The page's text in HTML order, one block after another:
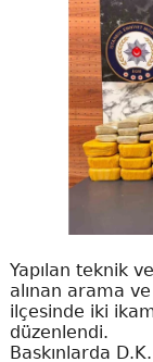
Yapılan teknik
alınan arama
ilçesinde iki
düzenlendi.
Baskınlarda